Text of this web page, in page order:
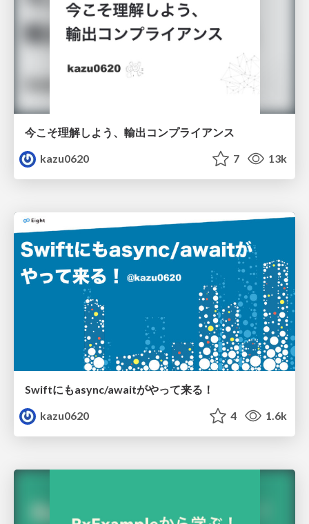
今こそ理解しよう、輸出コンプライアンス
kazu0620
7 13k
Swiftにもasync/awaitがやって来る！
kazu0620
4 1.6k